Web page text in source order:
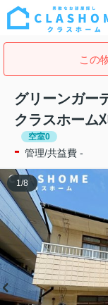
この
グリーンガ
クラスホーム
空室0
- 管理/共益費 -
1/8